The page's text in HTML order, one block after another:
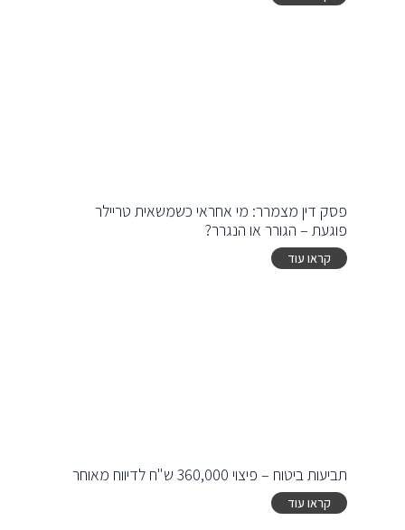
פסק דין מצמרר: מי אחראי כשמשאית טריילר
פוגעת – הגורר או הנגרר?
קראו עוד
תביעות ביטוח – פיצוי 360,000 ש"ח לדיווח מאוחר
קראו עוד